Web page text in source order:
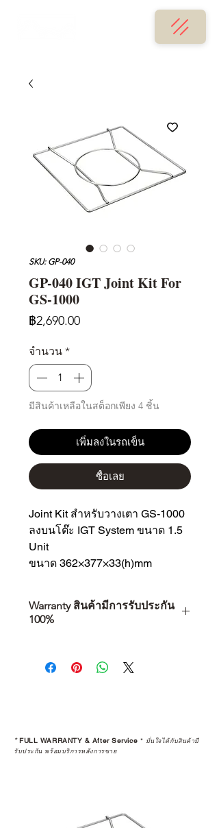
SKU: GP-040
GP-040 IGT Joint Kit For
GS-1000
฿2,690.00ราคา
จำนวน *
มีสินค้าเหลือในสต็อกเพียง 4 ชิ้น
เพิ่มลงในรถเข็น
ซื้อเลย
Joint Kit สำหรับวางเตา GS-1000
ลงบนโต๊ะ IGT System ขนาด 1.5
Unit
ขนาด 362×377×33(h)mm
Warranty สินค้ามีการรับประกัน
100%
คุณตัดสินใจซื้อ แต่รวมไปถึง
“ประสบการณ์หลังการใช้งาน” ใน
STUDIO และร้านตัวแทนจำหน่ายที่
ได้รับการแต่งตั้งอย่างเป็นทางการ จะ
เป็นการให้คำแนะนำ การดูแลสินค้า
*FULL WARRANTY & After Service * มั่นใจได้กับสินค้ามี
รับประกัน พร้อมบริการหลังการขาย